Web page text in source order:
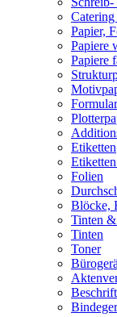
Papier,
Papiere
Papiere
Etiketten
Folien
Blöcke,
Tinten
Tinten
Toner